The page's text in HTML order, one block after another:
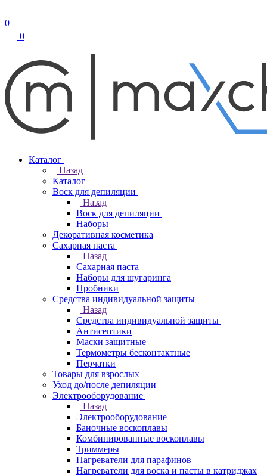
0
0
Каталог
Назад
Каталог
Воск для депиляции
Назад
Воск для депиляции
Наборы
Декоративная косметика
Сахарная паста
Назад
Сахарная паста
Наборы для шугаринга
Пробники
Средства индивидуальной защиты
Назад
Средства индивидуальной защиты
Антисептики
Маски защитные
Термометры бесконтактные
Перчатки
Товары для взрослых
Уход до/после депиляции
Электрооборудование
Назад
Электрооборудование
Баночные воскоплавы
Комбинированные воскоплавы
Триммеры
Нагреватели для парафинов
Нагреватели для воска и пасты в катриджах